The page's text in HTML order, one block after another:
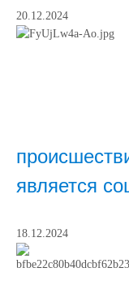
20.12.2024
является
18.12.2024